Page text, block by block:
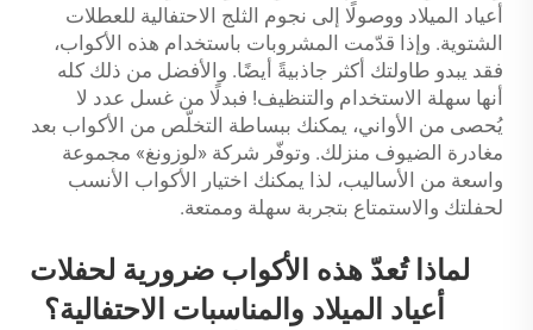
أعياد الميلاد ووصولًا إلى نجوم الثلج الاحتفالية للعطلات
الشتوية. وإذا قدّمت المشروبات باستخدام هذه الأكواب،
فقد يبدو طاولتك أكثر جاذبيةً أيضًا. والأفضل من ذلك كله
أنها سهلة الاستخدام والتنظيف! فبدلًا من غسل عدد لا
يُحصى من الأواني، يمكنك ببساطة التخلّص من الأكواب بعد
مغادرة الضيوف منزلك. وتوفّر شركة «لوزونغ» مجموعة
واسعة من الأساليب، لذا يمكنك اختيار الأكواب الأنسب
لحفلتك والاستمتاع بتجربة سهلة وممتعة.
لماذا تُعدّ هذه الأكواب ضرورية لحفلات
أعياد الميلاد والمناسبات الاحتفالية؟